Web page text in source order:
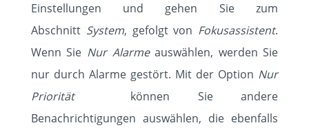
Einstellungen und gehen Sie zum
Abschnitt System, gefolgt von Fokusassistent.
Wenn Sie Nur Alarme auswählen, werden Sie
nur durch Alarme gestört. Mit der Option Nur
Priorität
können Sie andere
Benachrichtigungen auswählen, die ebenfalls